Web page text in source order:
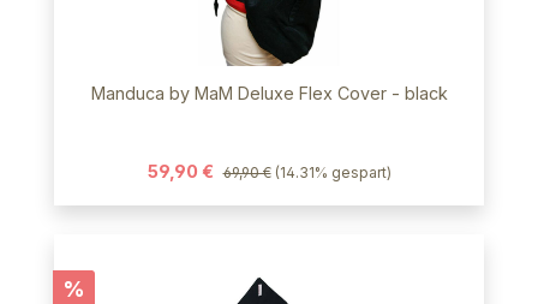
Manduca by MaM Deluxe Flex Cover - black
59,90 € 69,90 € (14.31% gespart)
Rabatt
%